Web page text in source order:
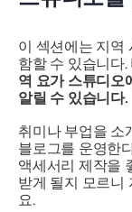
이 섹션에는 지역
함할 수 있습니다.
역 요가 스튜디오
알릴 수 있습니다.
취미나 부업을 소
블로그를 운영한
액세서리 제작을
받게 될지 모르니
요.